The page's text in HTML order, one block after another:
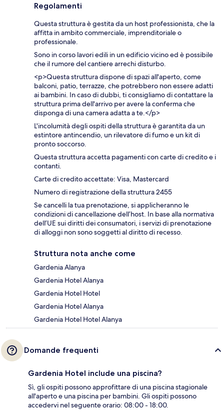
Regolamenti
Questa struttura è gestita da un host professionista, che la
affitta in ambito commerciale, imprenditoriale o
professionale.
Sono in corso lavori edili in un edificio vicino ed è possibile
che il rumore del cantiere arrechi disturbo.
<p>Questa struttura dispone di spazi all'aperto, come
balconi, patio, terrazze, che potrebbero non essere adatti
ai bambini. In caso di dubbi, ti consigliamo di contattare la
struttura prima dell'arrivo per avere la conferma che
disponga di una camera adatta a te.</p>
L'incolumità degli ospiti della struttura è garantita da un
estintore antincendio, un rilevatore di fumo e un kit di
pronto soccorso.
Questa struttura accetta pagamenti con carte di credito e i
contanti.
Carte di credito accettate: Visa, Mastercard
Numero di registrazione della struttura 2455
Se cancelli la tua prenotazione, si applicheranno le
condizioni di cancellazione dell’host. In base alla normativa
dell’UE sui diritti dei consumatori, i servizi di prenotazione
di alloggi non sono soggetti al diritto di recesso.
Struttura nota anche come
Gardenia Alanya
Gardenia Hotel Alanya
Gardenia Hotel Hotel
Gardenia Hotel Alanya
Gardenia Hotel Hotel Alanya
Domande frequenti
Gardenia Hotel include una piscina?
Sì, gli ospiti possono approfittare di una piscina stagionale
all'aperto e una piscina per bambini. Gli ospiti possono
accedervi nel seguente orario: 08:00 - 18:00.